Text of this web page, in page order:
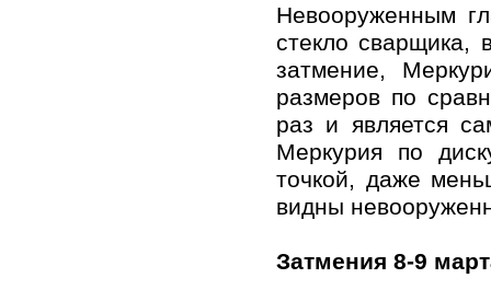
Невооруженным
стекло сварщика,
затмение,
размеров по
раз и является
Меркурия по
точкой, даже
видны
Затмения 8-9